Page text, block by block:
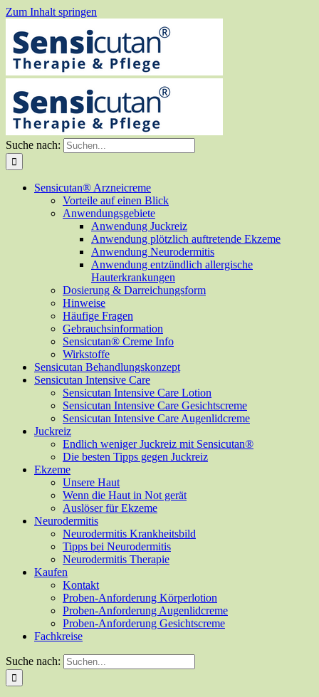
Zum Inhalt springen
Suche nach:
Sensicutan® Arzneicreme
Vorteile auf einen Blick
Anwendungsgebiete
Anwendung Juckreiz
Anwendung plötzlich auftretende Ekzeme
Anwendung Neurodermitis
Anwendung entzündlich allergische
Hauterkrankungen
Dosierung & Darreichungsform
Hinweise
Häufige Fragen
Gebrauchsinformation
Sensicutan® Creme Info
Wirkstoffe
Sensicutan Behandlungskonzept
Sensicutan Intensive Care
Sensicutan Intensive Care Lotion
Sensicutan Intensive Care Gesichtscreme
Sensicutan Intensive Care Augenlidcreme
Juckreiz
Endlich weniger Juckreiz mit Sensicutan®
Die besten Tipps gegen Juckreiz
Ekzeme
Unsere Haut
Wenn die Haut in Not gerät
Auslöser für Ekzeme
Neurodermitis
Neurodermitis Krankheitsbild
Tipps bei Neurodermitis
Neurodermitis Therapie
Kaufen
Kontakt
Proben-Anforderung Körperlotion
Proben-Anforderung Augenlidcreme
Proben-Anforderung Gesichtscreme
Fachkreise
Suche nach: